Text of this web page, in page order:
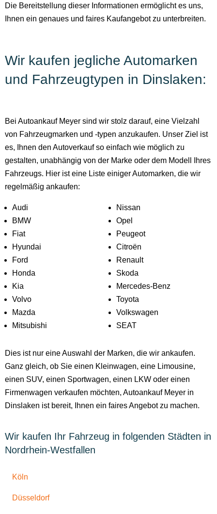
Die Bereitstellung dieser Informationen ermöglicht es uns,
Ihnen ein genaues und faires Kaufangebot zu unterbreiten.
Wir kaufen jegliche Automarken
und Fahrzeugtypen in Dinslaken:
Bei Autoankauf Meyer sind wir stolz darauf, eine Vielzahl
von Fahrzeugmarken und -typen anzukaufen. Unser Ziel ist
es, Ihnen den Autoverkauf so einfach wie möglich zu
gestalten, unabhängig von der Marke oder dem Modell Ihres
Fahrzeugs. Hier ist eine Liste einiger Automarken, die wir
regelmäßig ankaufen:
Audi
BMW
Fiat
Hyundai
Ford
Honda
Kia
Volvo
Mazda
Mitsubishi
Nissan
Opel
Peugeot
Citroën
Renault
Skoda
Mercedes-Benz
Toyota
Volkswagen
SEAT
Dies ist nur eine Auswahl der Marken, die wir ankaufen.
Ganz gleich, ob Sie einen Kleinwagen, eine Limousine,
einen SUV, einen Sportwagen, einen LKW oder einen
Firmenwagen verkaufen möchten, Autoankauf Meyer in
Dinslaken ist bereit, Ihnen ein faires Angebot zu machen.
Wir kaufen Ihr Fahrzeug in folgenden Städten in
Nordrhein-Westfallen
Köln
Düsseldorf